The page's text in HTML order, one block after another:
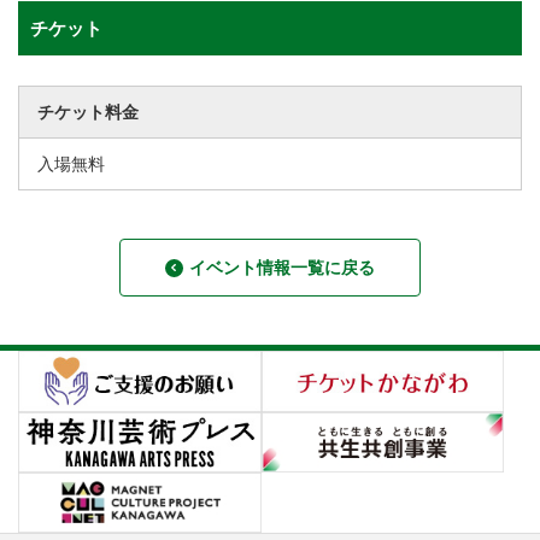
チケット
チケット料金
入場無料
イベント情報一覧に戻る